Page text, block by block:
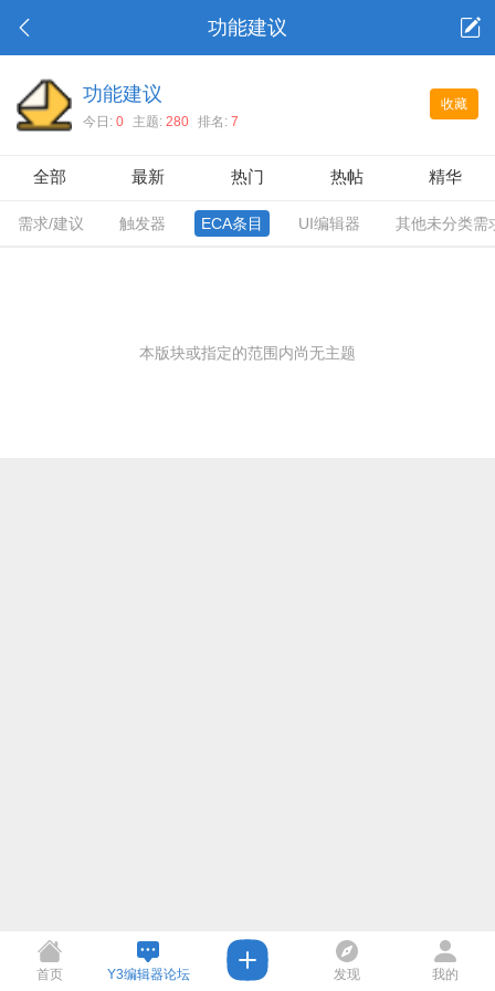
功能建议
收藏
功能建议
今日: 0 主题: 280 排名: 7
全部 最新 热门 热帖 精华
需求/建议 触发器 ECA条目 UI编辑器 其他未分类需
本版块或指定的范围内尚无主题
首页 Y3编辑器论坛 发现 我的